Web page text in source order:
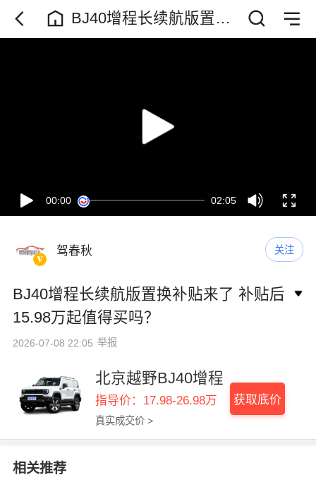
BJ40增程长续航版置换
补贴来了 补贴后15.98万
00:00 02:05
驾春秋 关注
BJ40增程长续航版置换补贴来了 补贴后
15.98万起值得买吗？
2026-07-08 22:05 举报
北京越野BJ40增程
指导价：17.98-26.98万
真实成交价 >
获取底价
相关推荐